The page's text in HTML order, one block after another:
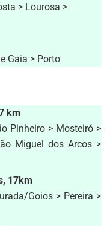
> Lourosa >
Gaia > Porto
km
Pinheiro > Mosteiró >
Miguel dos Arcos >
17km
Goios > Pereira >